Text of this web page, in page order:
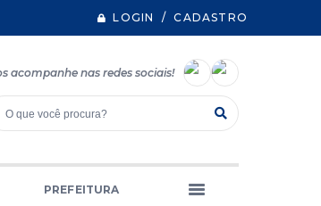
LOGIN / CADASTRO
acompanhe nas redes sociais!
PREFEITURA